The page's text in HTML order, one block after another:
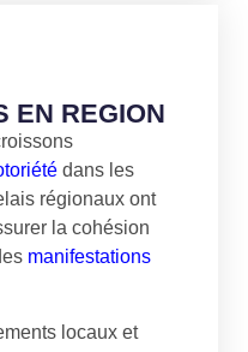
EN REGION
dans les
régionaux ont
la cohésion
manifestations
locaux et